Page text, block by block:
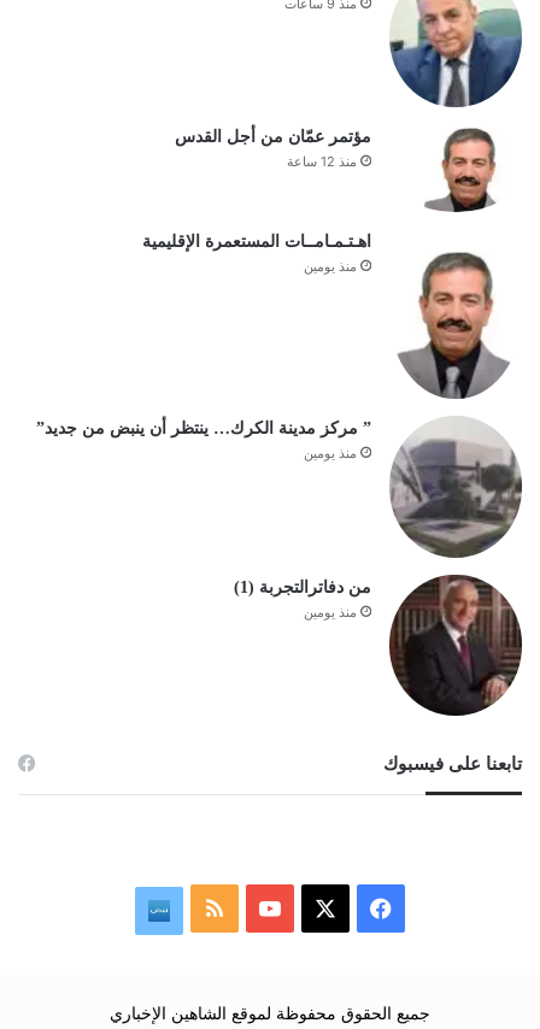
مؤتمر عمّان من أجل القدس
منذ 12 ساعة
اهـتـمـامــات المستعمرة الإقليمية
منذ يومين
” مركز مدينة الكرك… ينتظر أن ينبض من جديد”
منذ يومين
من دفاترالتجربة (1)
منذ يومين
تابعنا على فيسبوك
فيسبوك ‫YouTubeملخص
RSS
جميع الحقوق محفوظة لموقع الشاهين الإخباري